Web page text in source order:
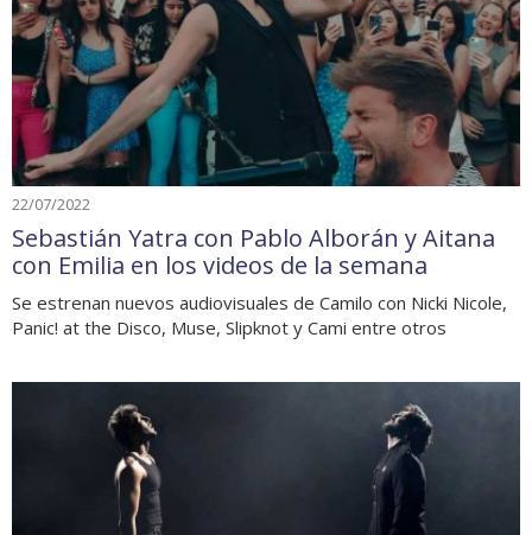
22/07/2022
Sebastián Yatra con Pablo Alborán y Aitana
con Emilia en los videos de la semana
Se estrenan nuevos audiovisuales de Camilo con Nicki Nicole,
Panic! at the Disco, Muse, Slipknot y Cami entre otros